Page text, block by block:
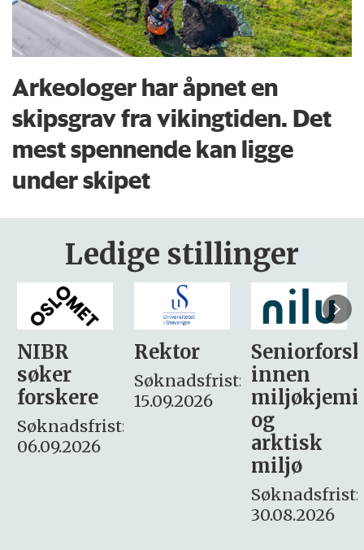
Arkeologer har åpnet en
skipsgrav fra vikingtiden. Det
mest spennende kan ligge
under skipet
Ledige stillinger
Rektor
Søknadsfrist:
15.09.2026
Seniorforsker
innen
miljøkjemi
søker
– fast
Søknadsfrist:
16. august.